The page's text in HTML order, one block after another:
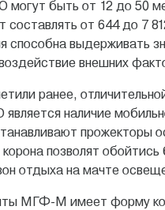
быть от 12 до 50
составлять от 644 до 7
способна выдерживать
внешних
ранее,
наличие
прожекторы
позволят обойтись
отдыха на мачте
МГФ-М имеет форму